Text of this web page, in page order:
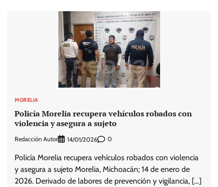
MORELIA
Policía Morelia recupera vehículos robados con
violencia y asegura a sujeto
Redacción Autor 14/01/2026 0
Policía Morelia recupera vehículos robados con violencia
y asegura a sujeto Morelia, Michoacán; 14 de enero de
2026. Derivado de labores de prevención y vigilancia, […]